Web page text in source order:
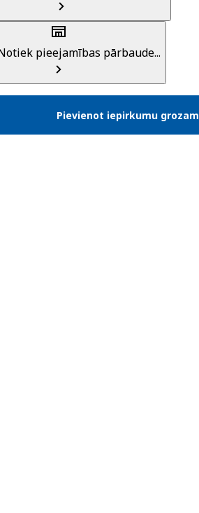
pieejamības pārbaude...
Pievienot iepirkumu grozam